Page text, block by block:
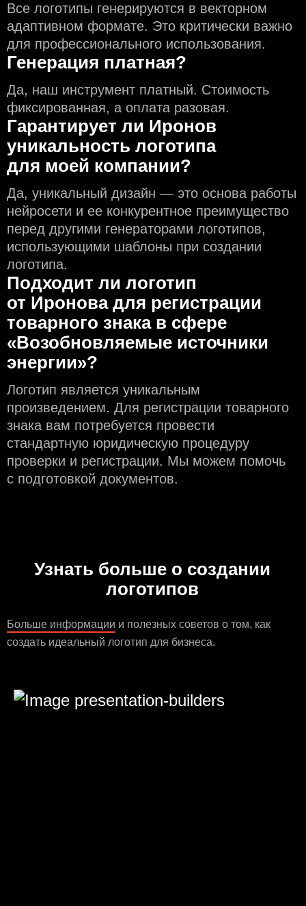
Все логотипы генерируются в векторном
адаптивном формате. Это критически важно
для профессионального использования.
Генерация платная?
Да, наш инструмент платный. Стоимость
фиксированная, а оплата разовая.
Гарантирует ли Иронов
уникальность логотипа
для моей компании?
Да, уникальный дизайн — это основа работы
нейросети и еe конкурентное преимущество
перед другими генераторами логотипов,
использующими шаблоны при создании
логотипа.
Подходит ли логотип
от Иронова для регистрации
товарного знака в сфере
«Возобновляемые источники
энергии»?
Логотип является уникальным
произведением. Для регистрации товарного
знака вам потребуется провести
стандартную юридическую процедуру
проверки и регистрации. Мы можем помочь
с подготовкой документов.
Узнать больше о создании
логотипов
Больше информации и полезных советов о том, как
создать идеальный логотип для бизнеса.